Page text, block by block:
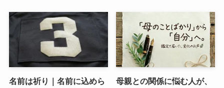
名前は祈り｜名前に込めら
母親との関係に悩む人が、